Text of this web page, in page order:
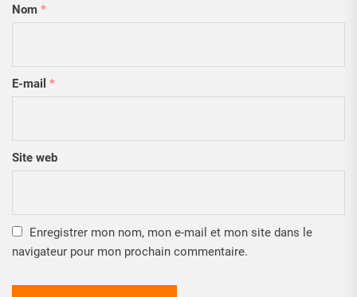
Nom *
E-mail *
Site web
Enregistrer mon nom, mon e-mail et mon site dans le
navigateur pour mon prochain commentaire.